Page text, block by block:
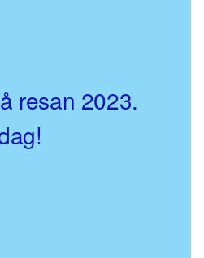
resan 2023.